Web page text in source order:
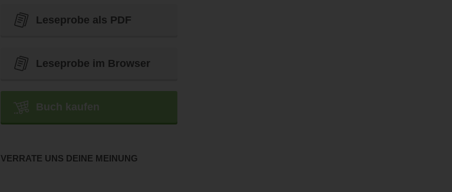
Leseprobe als PDF
Leseprobe im Browser
Buch kaufen
VERRATE UNS DEINE MEINUNG